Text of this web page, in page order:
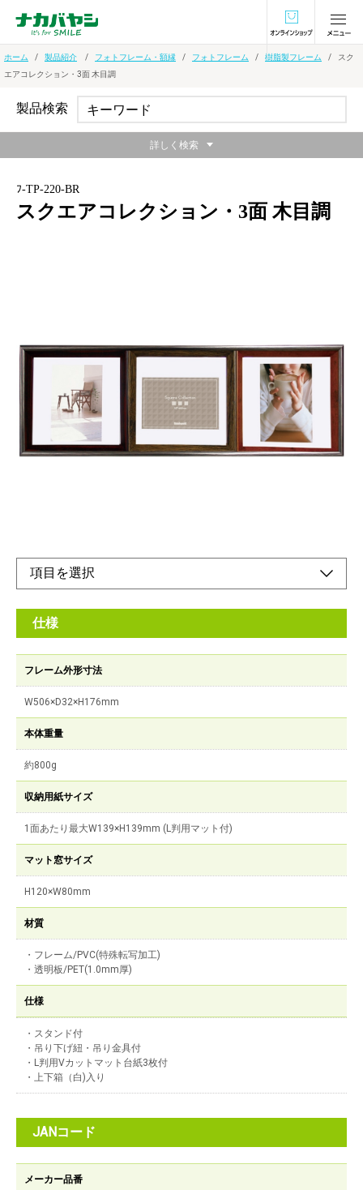
オンラインショ
ホーム 製品紹介 フォトフレーム・額縁 フォトフレーム 樹脂製フレーム
スク
エアコレクション・3面 木目調
ﾌ-TP-220-BR
スクエアコレクション・3面 木目調
3種類の作品を、並べて飾ることができるフォトフ
レーム
メーカー希望小売価格：
¥3,450 + 税
仕様
フレーム外形寸法
W506×D32×H176mm
本体重量
約800g
収納用紙サイズ
1面あたり最大W139×H139mm (L判用マット付)
マット窓サイズ
H120×W80mm
材質
・フレーム/PVC(特殊転写加工)
・透明板/PET(1.0mm厚)
仕様
・スタンド付
・吊り下げ紐・吊り金具付
・L判用Vカットマット台紙3枚付
・上下箱（白)入り
JANコード
メーカー品番
製品検索
詳しく検索